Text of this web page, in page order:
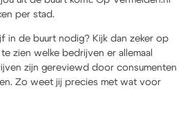
per stad.
in de buurt nodig? Kijk dan zeker op
zien welke bedrijven er allemaal
zijn gereviewd door consumenten
Zo weet jij precies met wat voor